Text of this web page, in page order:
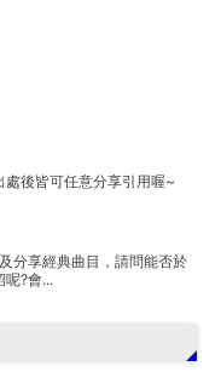
後皆可任意分享引用喔~
分享經典曲目，請問能否於
?會...